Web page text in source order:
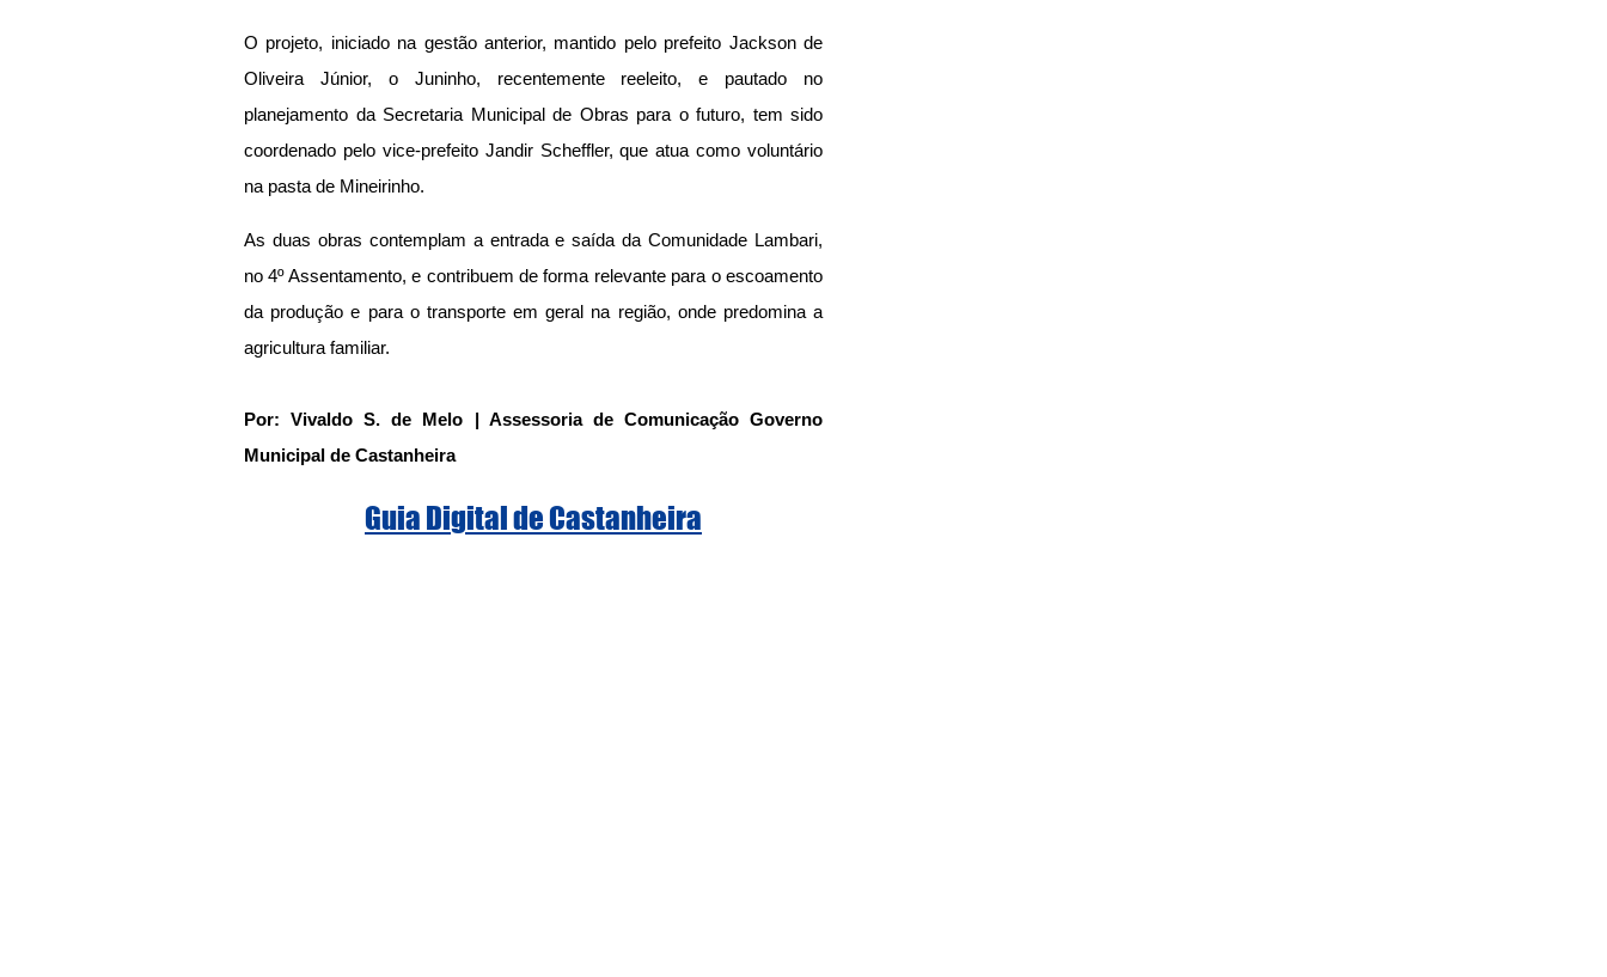
O projeto, iniciado na gestão anterior, mantido pelo prefeito Jackson de
Oliveira Júnior, o Juninho, recentemente reeleito, e pautado no
planejamento da Secretaria Municipal de Obras para o futuro, tem sido
coordenado pelo vice-prefeito Jandir Scheffler, que atua como voluntário
na pasta de Mineirinho.
As duas obras contemplam a entrada e saída da Comunidade Lambari,
no 4º Assentamento, e contribuem de forma relevante para o escoamento
da produção e para o transporte em geral na região, onde predomina a
agricultura familiar.
Por: Vivaldo S. de Melo | Assessoria de Comunicação Governo
Municipal de Castanheira
Guia Digital de Castanheira